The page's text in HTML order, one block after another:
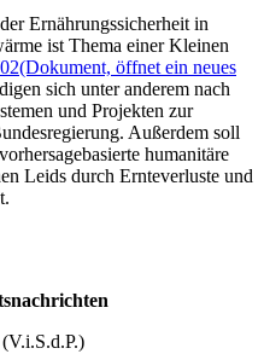
Ernährungssicherheit in
ist Thema einer Kleinen
(Dokument, öffnet ein neues
sich unter anderem nach
und Projekten zur
Außerdem soll
humanitäre
Leids durch Ernteverluste und